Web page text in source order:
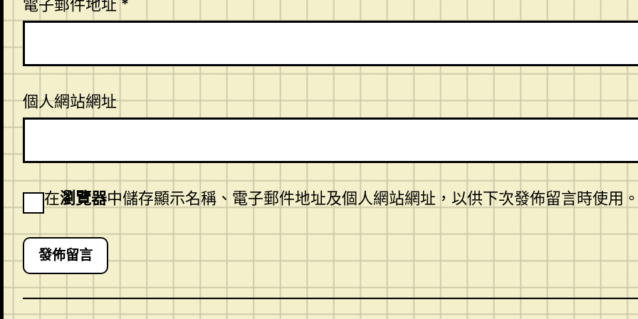
電子郵件地址 *
個人網站網址
在瀏覽器中儲存顯示名稱、電子郵件地址及個人網站網址，以供下次發佈留言時使用